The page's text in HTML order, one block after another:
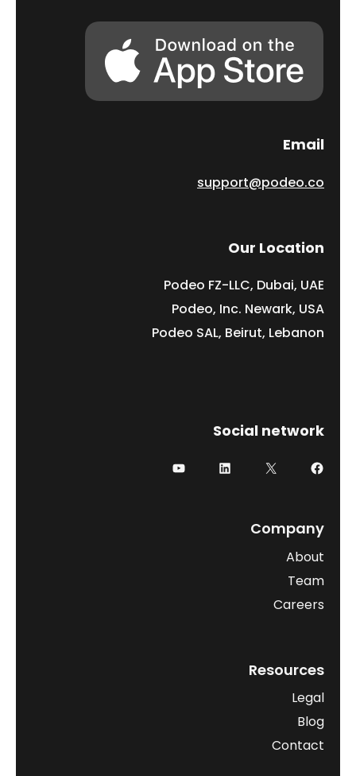
Email
support@podeo.co
Our Location
Podeo FZ-LLC, Dubai, UAE
Podeo, Inc. Newark, USA
Podeo SAL, Beirut, Lebanon
Social network
فيسبوك
إكس لينكد إن يوتيوب
Company
About
Team
Careers
Resources
Legal
Blog
Contact